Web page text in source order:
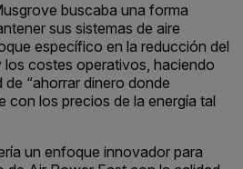
buscaba una forma
sus sistemas de aire
específico en la reducción del
los costes operativos, haciendo
“ahorrar dinero donde
con los precios de la energía tal
un enfoque innovador para